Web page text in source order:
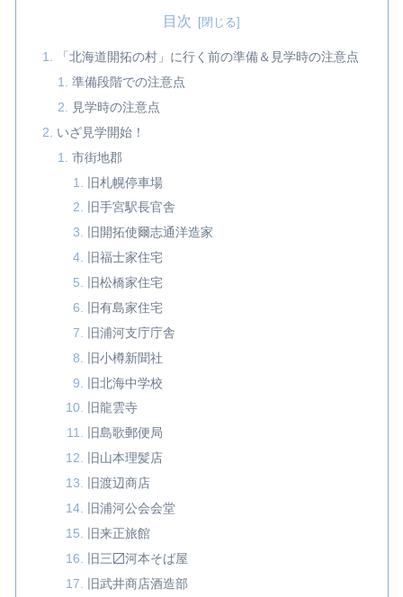
目次
「北海道開拓の村」に行く前の準備＆見学時の注意点
準備段階での注意点
見学時の注意点
いざ見学開始！
市街地郡
旧札幌停車場
旧手宮駅長官舎
旧開拓使爾志通洋造家
旧福士家住宅
旧松橋家住宅
旧有島家住宅
旧浦河支庁庁舎
旧小樽新聞社
旧北海中学校
旧龍雲寺
旧島歌郵便局
旧山本理髪店
旧渡辺商店
旧浦河公会会堂
旧来正旅館
旧三〼河本そば屋
旧武井商店酒造部